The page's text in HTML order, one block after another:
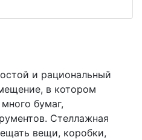
и рациональный
в котором
бумаг,
Стеллажная
вещи, коробки,